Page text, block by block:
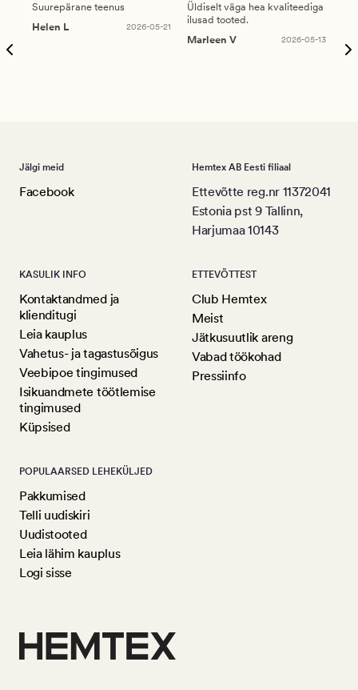
Suurepärane teenus
Helen L
2026-05-21
Üldiselt väga hea kvaliteediga
ilusad tooted.
Marleen V
2026-05-13
Jälgi meid
Facebook
Hemtex AB Eesti filiaal
Ettevõtte reg.nr 11372041
Estonia pst 9 Tallinn,
Harjumaa 10143
KASULIK INFO
Kontaktandmed ja
klienditugi
Leia kauplus
Vahetus- ja tagastusõigus
Veebipoe tingimused
Isikuandmete töötlemise
tingimused
Küpsised
ETTEVÕTTEST
Club Hemtex
Meist
Jätkusuutlik areng
Vabad töökohad
Pressiinfo
POPULAARSED LEHEKÜLJED
Pakkumised
Telli uudiskiri
Uudistooted
Leia lähim kauplus
Logi sisse